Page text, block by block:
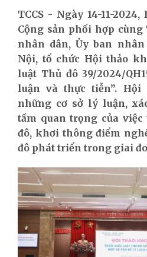
TCCS - Ngày 14-11-
Cộng sản phối hợp
nhân dân, Ủy ban
Nội, tổ chức Hội thảo
luật Thủ đô 39/2024/
luận và thực tiễn”.
những cơ sở lý luận,
tầm quan trọng của
đô, khơi thông điểm
đô phát triển trong giai